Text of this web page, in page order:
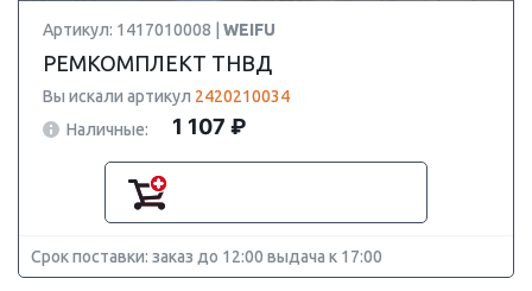
Артикул: 1417010008 | WEIFU
РЕМКОМПЛЕКТ ТНВД
Вы искали артикул 2420210034
Наличные:
1 107 ₽
Срок поставки: заказ до 12:00 выдача к 17:00